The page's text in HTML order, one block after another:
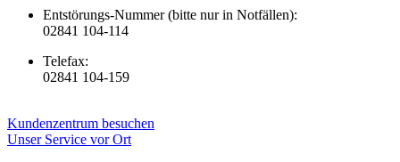
Entstörungs-Nummer (bitte nur in Notfällen):
02841 104-114
Telefax:
02841 104-159
Kundenzentrum besuchen
Unser Service vor Ort